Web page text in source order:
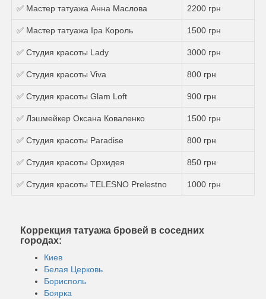
✅ Мастер татуажа Анна Маслова 2200 грн
✅ Мастер татуажа Іра Король 1500 грн
✅ Студия красоты Lady 3000 грн
✅ Студия красоты Viva 800 грн
✅ Студия красоты Glam Loft 900 грн
✅ Лэшмейкер Оксана Коваленко 1500 грн
✅ Студия красоты Paradise 800 грн
✅ Студия красоты Орхидея 850 грн
✅ Студия красоты TELESNO Prelestno 1000 грн
Коррекция татуажа бровей в соседних
городах:
Киев
Белая Церковь
Борисполь
Боярка